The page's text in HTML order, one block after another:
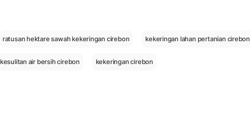
ratusan hektare sawah kekeringan cirebon kekeringan lahan pertanian cirebon
kesulitan air bersih cirebon kekeringan cirebon